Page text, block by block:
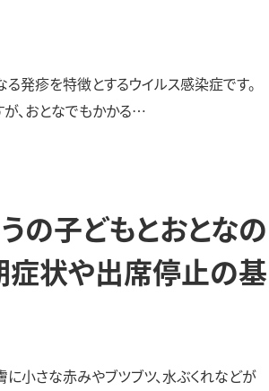
る発疹を特徴とするウイルス感染症です。
、おとなでもかかる…
の子どもとおとなの
状や出席停止の基
に小さな赤みやブツブツ、水ぶくれなどが